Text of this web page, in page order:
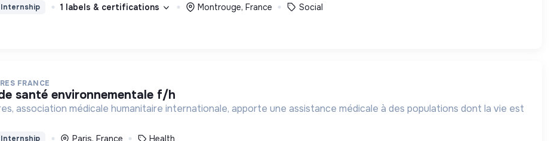
Internship 1 labels & certifications Montrouge, France Social
FRANCE
santé environnementale f/h
association médicale humanitaire internationale, apporte une assistance médicale à des populations dont la vie est
Internship Paris, France Health